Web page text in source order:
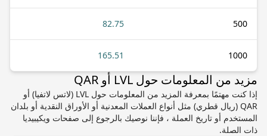
500
82.75
1000
165.51
مزيد من المعلومات حول LVL أو QAR
إذا كنت مهتمًا بمعرفة المزيد من المعلومات حول LVL (لاتس لاتفيا) أو
QAR (ريال قطري) مثل أنواع العملات المعدنية أو الأوراق النقدية أو بلدان
المستخدم أو تاريخ العملة ، فإننا نوصيك بالرجوع إلى صفحات ويكيبيديا
ذات الصلة.